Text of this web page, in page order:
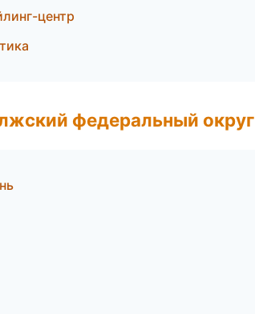
центр
федеральный округ